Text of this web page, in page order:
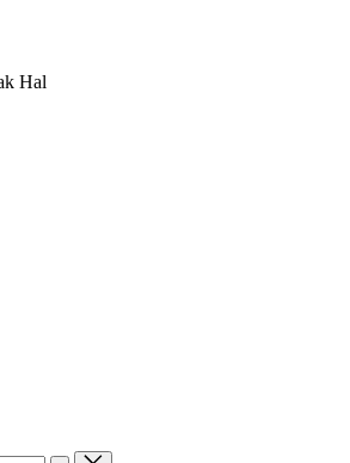
Hal